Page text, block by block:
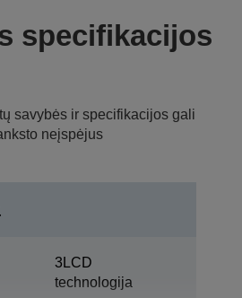
specifikacijos
savybės ir specifikacijos gali
neįspėjus
3LCD
technologija